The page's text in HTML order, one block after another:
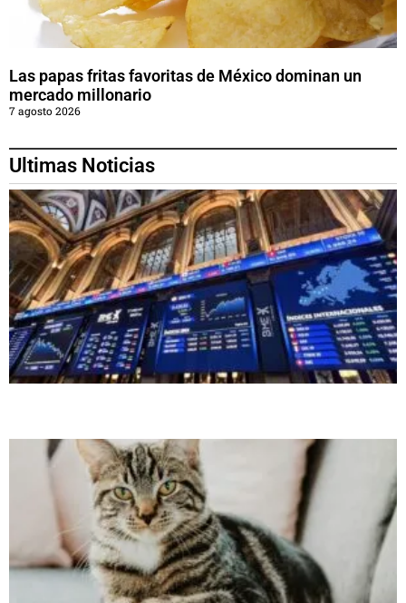
Las papas fritas favoritas de México dominan un
mercado millonario
7 agosto 2026
Ultimas Noticias